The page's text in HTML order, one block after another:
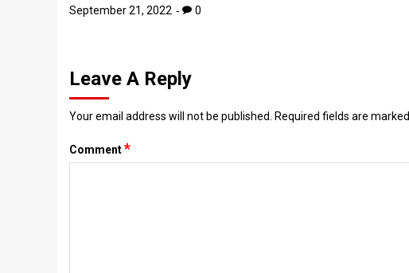
September 21, 2022 0
Leave A Reply
Your email address will not be published. Required fields are marked
Comment*